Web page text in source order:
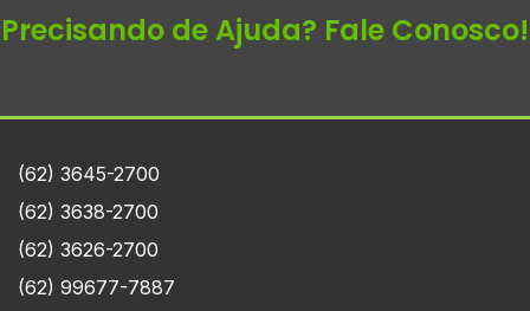
Precisando de Ajuda? Fale Conosco!
(62) 3645-2700
(62) 3638-2700
(62) 3626-2700
(62) 99677-7887